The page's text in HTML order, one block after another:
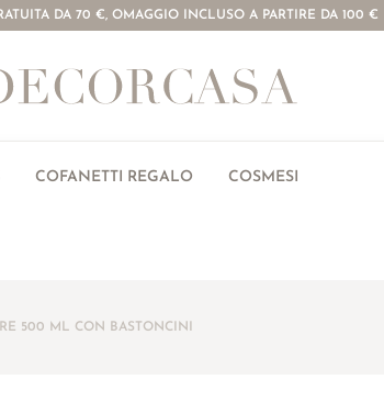
DA 70 €, OMAGGIO INCLUSO A PARTIRE DA 100 €
COFANETTI REGALO COSMESI
500 ML CON BASTONCINI